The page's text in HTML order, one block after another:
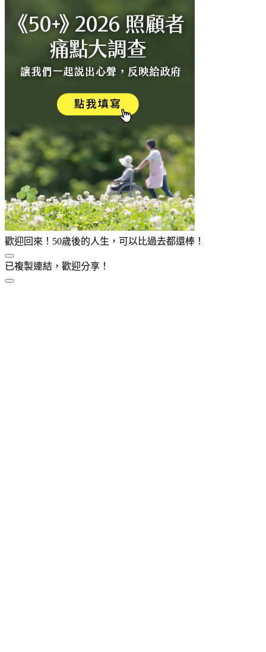
歡迎回來！50歲後的人生，可以比過去都還棒！
已複製連結，歡迎分享！